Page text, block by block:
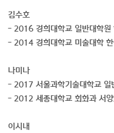
김수호
- 2016 경희대학교 일반대학원
- 2014 경희대학교 미술대학
나미나
- 2017 서울과학기술대학교 일
- 2012 세종대학교 회화과 서
이시내